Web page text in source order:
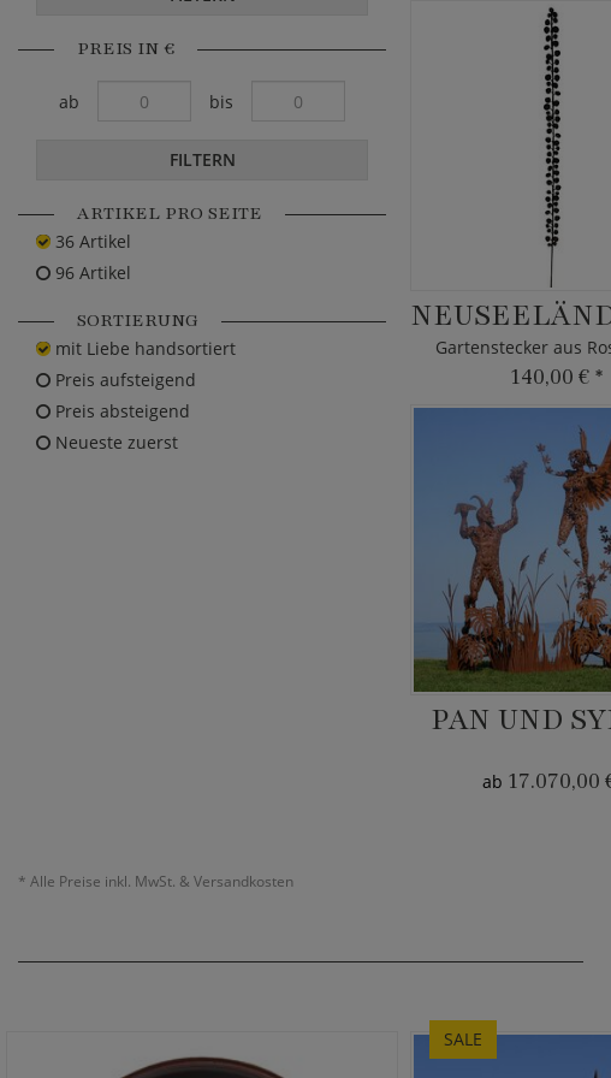
Gartenstecker aus
140,00 € *
PAN UND
ab 17.070,00
PREIS IN €
ab bis
FILTERN
ARTIKEL PRO SEITE
36 Artikel
96 Artikel
SORTIERUNG
mit Liebe handsortiert
Preis aufsteigend
Preis absteigend
Neueste zuerst
* Alle Preise inkl. MwSt. & Versandkosten
SALE